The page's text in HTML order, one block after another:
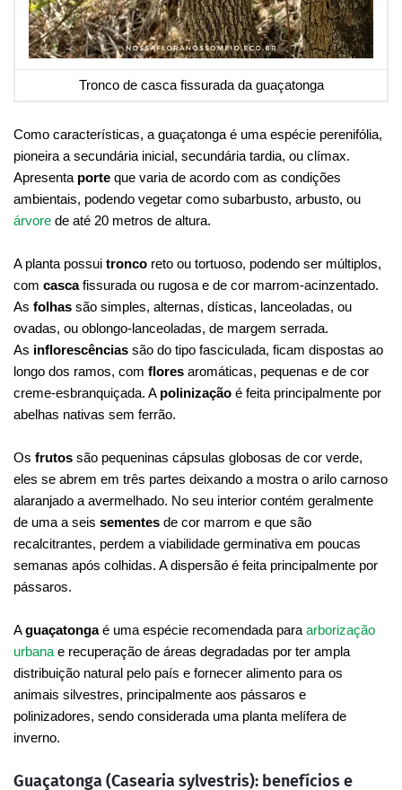
Tronco de casca fissurada da guaçatonga
Como características, a guaçatonga é uma espécie perenifólia,
pioneira a secundária inicial, secundária tardia, ou clímax.
Apresenta porte que varia de acordo com as condições
ambientais, podendo vegetar como subarbusto, arbusto, ou
árvore de até 20 metros de altura.
A planta possui tronco reto ou tortuoso, podendo ser múltiplos,
com cascafissurada ou rugosa e de cor marrom-acinzentado.
As folhas são simples, alternas, dísticas, lanceoladas, ou
ovadas, ou oblongo-lanceoladas, de margem serrada.
As inflorescências são do tipo fasciculada, ficam dispostas ao
longo dos ramos, com flores aromáticas, pequenas e de cor
creme-esbranquiçada. A polinização é feita principalmente por
abelhas nativas sem ferrão.
Os frutos são pequeninas cápsulas globosas de cor verde,
eles se abrem em três partes deixando a mostra o arilo carnoso
alaranjado a avermelhado. No seu interior contém geralmente
de uma a seis sementes de cor marrom e que são
recalcitrantes, perdem a viabilidade germinativa em poucas
semanas após colhidas. A dispersão é feita principalmente por
pássaros.
Aguaçatongaé uma espécie recomendada para arborização
urbana e recuperação de áreas degradadas por ter ampla
distribuição natural pelo país e fornecer alimento para os
animais silvestres, principalmente aos pássaros e
polinizadores, sendo considerada uma planta melífera de
inverno.
Guaçatonga (Casearia sylvestris): benefícios e